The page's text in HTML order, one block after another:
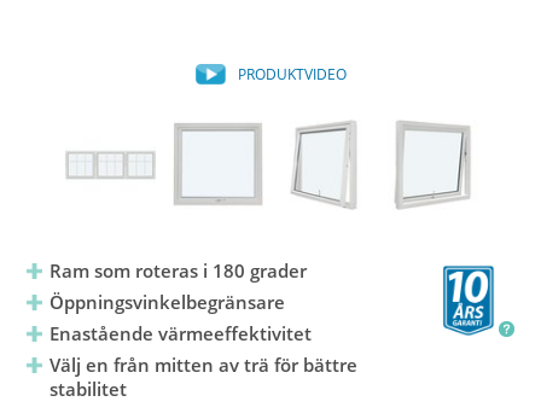
PRODUKTVIDEO
Ram som roteras i 180 grader
Öppningsvinkelbegränsare
Enastående värmeeffektivitet
Välj en från mitten av trä för bättre
stabilitet